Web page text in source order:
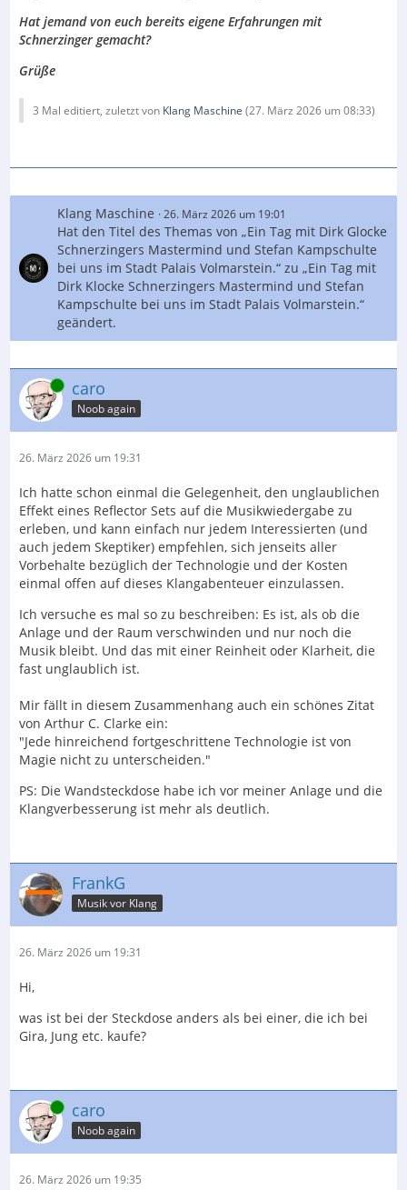
Hat jemand von euch bereits eigene Erfahrungen mit
Schnerzinger gemacht?
Grüße
3 Mal editiert, zuletzt von Klang Maschine (27. März 2026 um 08:33)
Klang Maschine 26. März 2026 um 19:01
Hat den Titel des Themas von „Ein Tag mit Dirk Glocke
Schnerzingers Mastermind und Stefan Kampschulte
bei uns im Stadt Palais Volmarstein.“ zu „Ein Tag mit
Dirk Klocke Schnerzingers Mastermind und Stefan
Kampschulte bei uns im Stadt Palais Volmarstein.“
geändert.
Online caro
Noob again
26. März 2026 um 19:31
Ich hatte schon einmal die Gelegenheit, den unglaublichen
Effekt eines Reflector Sets auf die Musikwiedergabe zu
erleben, und kann einfach nur jedem Interessierten (und
auch jedem Skeptiker) empfehlen, sich jenseits aller
Vorbehalte bezüglich der Technologie und der Kosten
einmal offen auf dieses Klangabenteuer einzulassen.
Ich versuche es mal so zu beschreiben: Es ist, als ob die
Anlage und der Raum verschwinden und nur noch die
Musik bleibt. Und das mit einer Reinheit oder Klarheit, die
fast unglaublich ist.
Mir fällt in diesem Zusammenhang auch ein schönes Zitat
von Arthur C. Clarke ein:
"Jede hinreichend fortgeschrittene Technologie ist von
Magie nicht zu unterscheiden."
PS: Die Wandsteckdose habe ich vor meiner Anlage und die
Klangverbesserung ist mehr als deutlich.
FrankG
Musik vor Klang
26. März 2026 um 19:31
Hi,
was ist bei der Steckdose anders als bei einer, die ich bei
Gira, Jung etc. kaufe?
Online caro
Noob again
26. März 2026 um 19:35